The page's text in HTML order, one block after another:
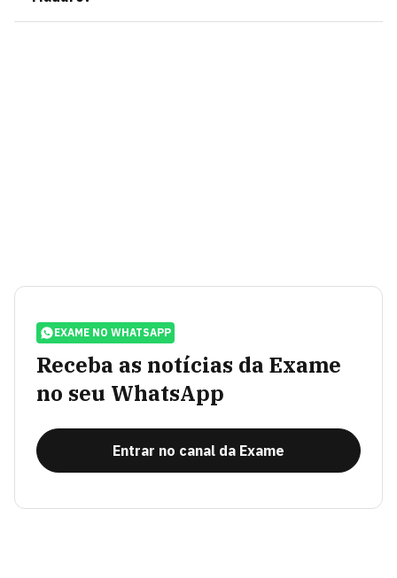
EXAME NO WHATSAPP
Receba as notícias da Exame
no seu WhatsApp
Entrar no canal da Exame